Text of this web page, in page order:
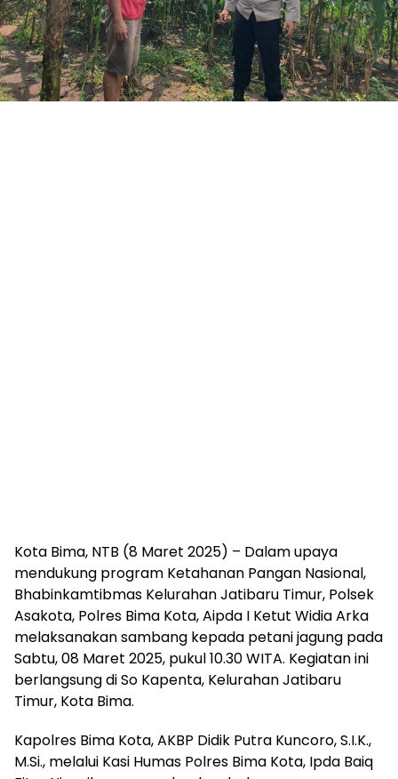
Kota Bima, NTB (8 Maret 2025) – Dalam upaya
mendukung program Ketahanan Pangan Nasional,
Bhabinkamtibmas Kelurahan Jatibaru Timur, Polsek
Asakota, Polres Bima Kota, Aipda I Ketut Widia Arka
melaksanakan sambang kepada petani jagung pada
Sabtu, 08 Maret 2025, pukul 10.30 WITA. Kegiatan ini
berlangsung di So Kapenta, Kelurahan Jatibaru
Timur, Kota Bima.
Kapolres Bima Kota, AKBP Didik Putra Kuncoro, S.I.K.,
M.Si., melalui Kasi Humas Polres Bima Kota, Ipda Baiq